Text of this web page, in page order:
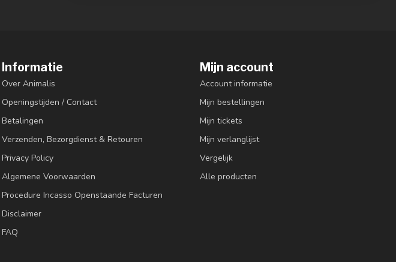
Informatie
Over Animalis
Openingstijden / Contact
Betalingen
Verzenden, Bezorgdienst & Retouren
Privacy Policy
Algemene Voorwaarden
Procedure Incasso Openstaande Facturen
Disclaimer
FAQ
Mijn account
Account informatie
Mijn bestellingen
Mijn tickets
Mijn verlanglijst
Vergelijk
Alle producten